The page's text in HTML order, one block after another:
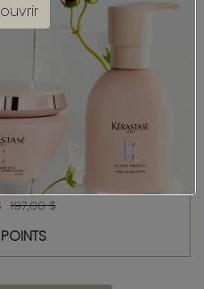
RECHARGEABLE
197,00 $